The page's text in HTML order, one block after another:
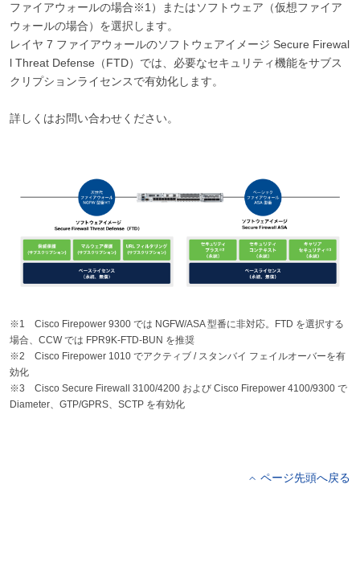
ファイアウォールの場合※1）またはソフトウェア（仮想ファイア
ウォールの場合）を選択します。
レイヤ 7 ファイアウォールのソフトウェアイメージ Secure Firewal
l Threat Defense（FTD）では、必要なセキュリティ機能をサブス
クリプションライセンスで有効化します。
詳しくはお問い合わせください。
※1 Cisco Firepower 9300 では NGFW/ASA 型番に非対応。FTD を選択する
場合、CCW では FPR9K-FTD-BUN を推奨
※2 Cisco Firepower 1010 でアクティブ / スタンバイ フェイルオーバーを有
効化
※3 Cisco Secure Firewall 3100/4200 および Cisco Firepower 4100/9300 で
Diameter、GTP/GPRS、SCTP を有効化
ページ先頭へ戻る